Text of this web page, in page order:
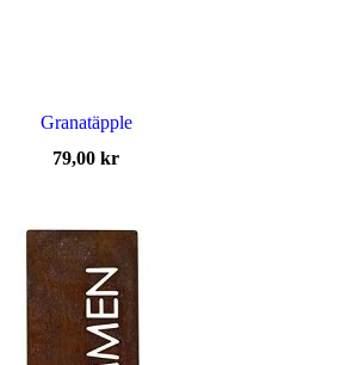
Granatäpple
79,00 kr